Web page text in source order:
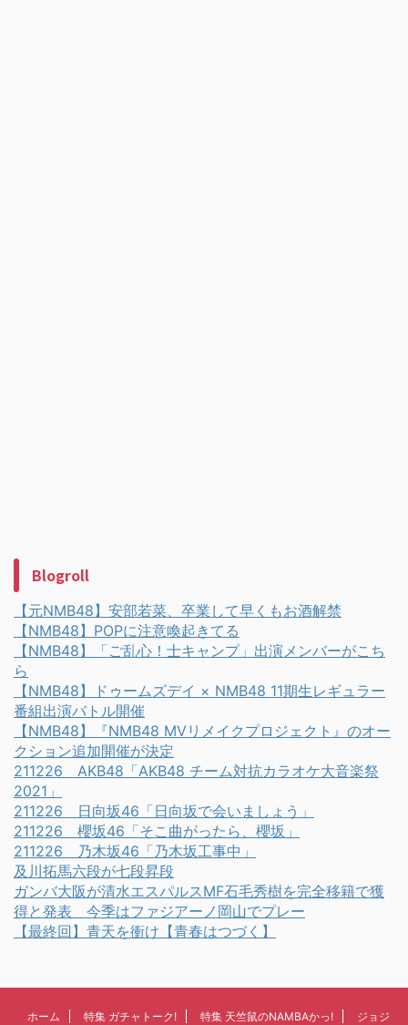
Blogroll
【元NMB48】安部若菜、卒業して早くもお酒解禁
【NMB48】POPに注意喚起きてる
【NMB48】「ご乱心！士キャンプ」出演メンバーがこち
ら
【NMB48】ドゥームズデイ × NMB48 11期生レギュラー
番組出演バトル開催
【NMB48】『NMB48 MVリメイクプロジェクト』のオー
クション追加開催が決定
211226 AKB48「AKB48 チーム対抗カラオケ大音楽祭
2021」
211226 日向坂46「日向坂で会いましょう」
211226 櫻坂46「そこ曲がったら、櫻坂」
211226 乃木坂46「乃木坂工事中」
及川拓馬六段が七段昇段
ガンバ大阪が清水エスパルスMF石毛秀樹を完全移籍で獲
得と発表 今季はファジアーノ岡山でプレー
【最終回】青天を衝け【青春はつづく】
ホーム 特集 ガチャトーク! 特集 天竺鼠のNAMBAかっ! ジョジ